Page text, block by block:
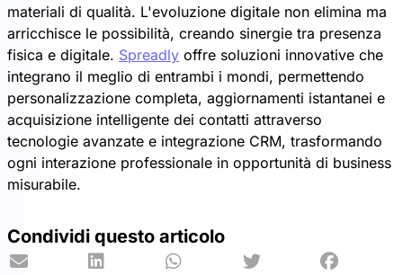
materiali di qualità. L'evoluzione digitale non elimina ma
arricchisce le possibilità, creando sinergie tra presenza
fisica e digitale. Spreadly offre soluzioni innovative che
integrano il meglio di entrambi i mondi, permettendo
personalizzazione completa, aggiornamenti istantanei e
acquisizione intelligente dei contatti attraverso
tecnologie avanzate e integrazione CRM, trasformando
ogni interazione professionale in opportunità di business
misurabile.
Condividi questo articolo